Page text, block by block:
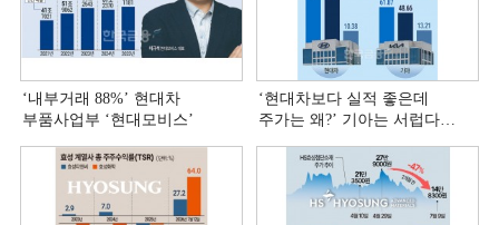
‘내부거래 88%ʼ 현대차
부품사업부 ‘현대모비스ʼ
‘현대차보다 실적 좋은데
주가는 왜?ʼ 기아는 서럽다